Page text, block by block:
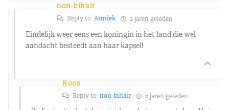
non-bihair
Reply to Anniek 2 jaren geleden
Eindelijk weer eens een koningin in het land die wel
aandacht besteedt aan haar kapsel!
Roos
Reply to non-bihair 2 jaren geleden